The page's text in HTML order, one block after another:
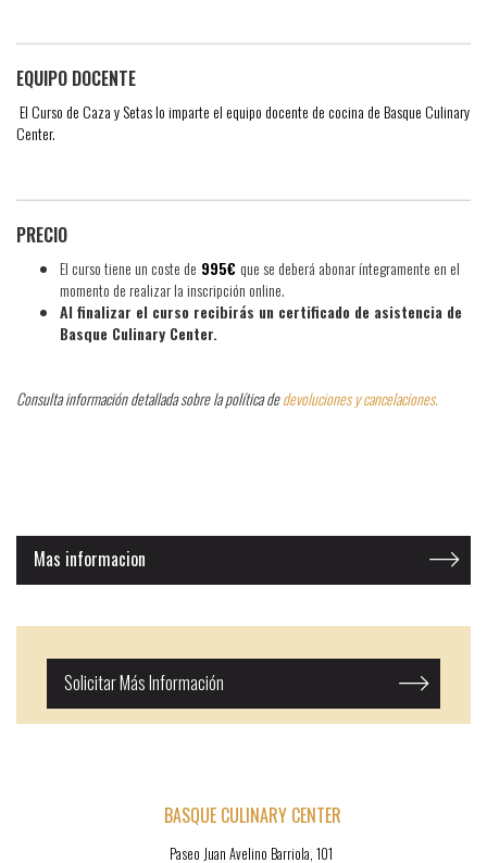
EQUIPO DOCENTE
El Curso de Caza y Setas lo imparte el equipo docente de cocina de Basque Culinary
Center.
PRECIO
El curso tiene un coste de 995€ que se deberá abonar íntegramente en el
momento de realizar la inscripción online.
Al finalizar el curso recibirás un certificado de asistencia de
Basque Culinary Center.
Consulta información detallada sobre la política dedevoluciones y cancelaciones.
Mas informacion
Solicitar Más Información
BASQUE CULINARY CENTER
Paseo Juan Avelino Barriola, 101